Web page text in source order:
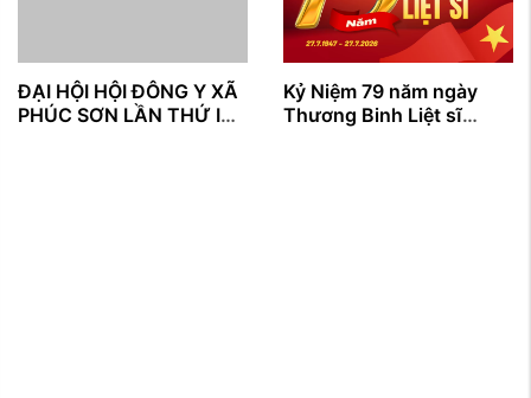
ĐẠI HỘI HỘI ĐÔNG Y XÃ
PHÚC SƠN LẦN THỨ I
Kỷ Niệm 79 năm ngày
Thương Binh Liệt sĩ